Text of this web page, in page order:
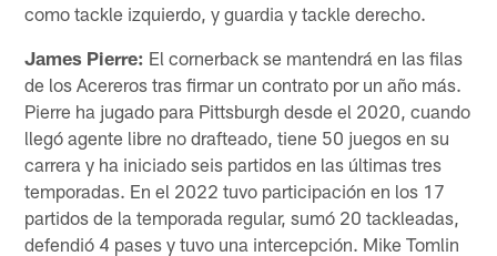
como tackle izquierdo, y guardia y tackle derecho.
James Pierre: El cornerback se mantendrá en las filas
de los Acereros tras firmar un contrato por un año más.
Pierre ha jugado para Pittsburgh desde el 2020, cuando
llegó agente libre no drafteado, tiene 50 juegos en su
carrera y ha iniciado seis partidos en las últimas tres
temporadas. En el 2022 tuvo participación en los 17
partidos de la temporada regular, sumó 20 tackleadas,
defendió 4 pases y tuvo una intercepción. Mike Tomlin